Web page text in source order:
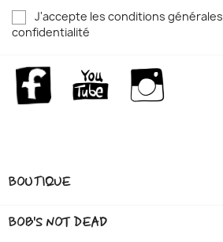
J'accepte les conditions
confidentialité
Facebook YouTube
BOUTIQUE
BOB'S NOT DEAD